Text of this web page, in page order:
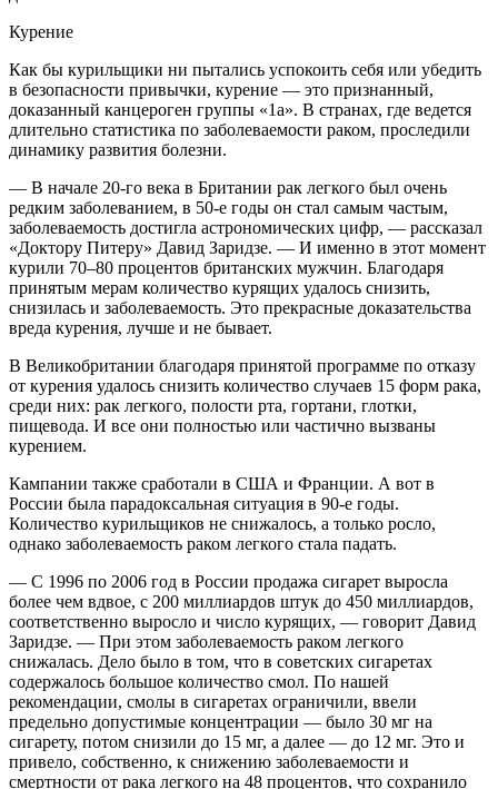
Курение
Как бы курильщики ни пытались успокоить себя или убедить
в безопасности привычки, курение — это признанный,
доказанный канцероген группы «1а». В странах, где ведется
длительно статистика по заболеваемости раком, проследили
динамику развития болезни.
— В начале 20-го века в Британии рак легкого был очень
редким заболеванием, в 50-е годы он стал самым частым,
заболеваемость достигла астрономических цифр, — рассказал
«Доктору Питеру» Давид Заридзе. — И именно в этот момент
курили 70–80 процентов британских мужчин. Благодаря
принятым мерам количество курящих удалось снизить,
снизилась и заболеваемость. Это прекрасные доказательства
вреда курения, лучше и не бывает.
В Великобритании благодаря принятой программе по отказу
от курения удалось снизить количество случаев 15 форм рака,
среди них: рак легкого, полости рта, гортани, глотки,
пищевода. И все они полностью или частично вызваны
курением.
Кампании также сработали в США и Франции. А вот в
России была парадоксальная ситуация в 90-е годы.
Количество курильщиков не снижалось, а только росло,
однако заболеваемость раком легкого стала падать.
— С 1996 по 2006 год в России продажа сигарет выросла
более чем вдвое, с 200 миллиардов штук до 450 миллиардов,
соответственно выросло и число курящих, — говорит Давид
Заридзе. — При этом заболеваемость раком легкого
снижалась. Дело было в том, что в советских сигаретах
содержалось большое количество смол. По нашей
рекомендации, смолы в сигаретах ограничили, ввели
предельно допустимые концентрации — было 30 мг на
сигарету, потом снизили до 15 мг, а далее — до 12 мг. Это и
привело, собственно, к снижению заболеваемости и
смертности от рака легкого на 48 процентов, что сохранило